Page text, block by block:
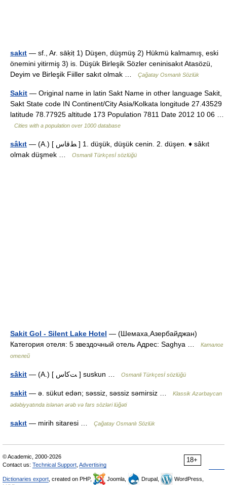
sakıt — sf., Ar. sāḳiṭ 1) Düşen, düşmüş 2) Hükmü kalmamış, eski
önemini yitirmiş 3) is. Düşük Birleşik Sözler ceninisakıt Atasözü,
Deyim ve Birleşik Fiiller sakıt olmak …
Çağatay Osmanlı Sözlük
Sakit — Original name in latin Sakt Name in other language Sakit,
Sakt State code IN Continent/City Asia/Kolkata longitude 27.43529
latitude 78.77925 altitude 173 Population 7811 Date 2012 10 06 …
Cities with a population over 1000 database
sâkıt — (A.) [ ﻂﻗﺎﺱ ] 1. düşük, düşük cenin. 2. düşen. ♦ sâkıt
olmak düşmek …
Osmanli Türkçesİ sözlüğü
Sakit Gol - Silent Lake Hotel — (Шемаха,Азербайджан)
Категория отеля: 5 звездочный отель Адрес: Saghya …
Каталог
отелей
sâkit — (A.) [ ﺖﮐﺎﺱ ] suskun … Osmanli Türkçesİ sözlüğü
sakit — ə. sükut edən; səssiz, səssiz səmirsiz …
Klassik Azərbaycan
ədəbiyyatında islənən ərəb və fars sözləri lüğəti
sakıt — mirih sitaresi … Çağatay Osmanlı Sözlük
18+
© Academic, 2000-2026
Contact us: Technical Support Advertising
Dictionaries export , created on PHP, Joomla, Drupal,
WordPress,